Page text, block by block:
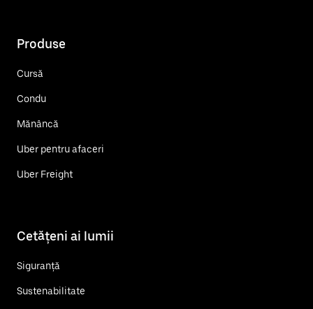
Produse
Cursă
Condu
Mănâncă
Uber pentru afaceri
Uber Freight
Cetățeni ai lumii
Siguranță
Sustenabilitate